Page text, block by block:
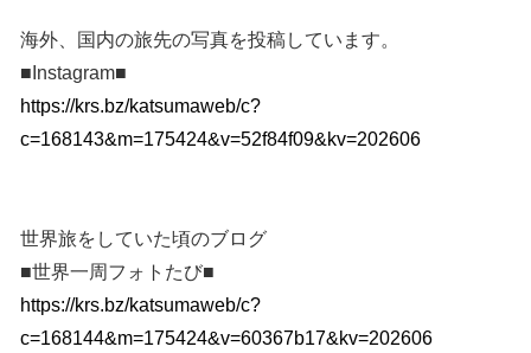
海外、国内の旅先の写真を投稿しています。
■Instagram■
https://krs.bz/katsumaweb/c?
c=168143&m=175424&v=52f84f09&kv=202606
世界旅をしていた頃のブログ
■世界一周フォトたび■
https://krs.bz/katsumaweb/c?
c=168144&m=175424&v=60367b17&kv=202606